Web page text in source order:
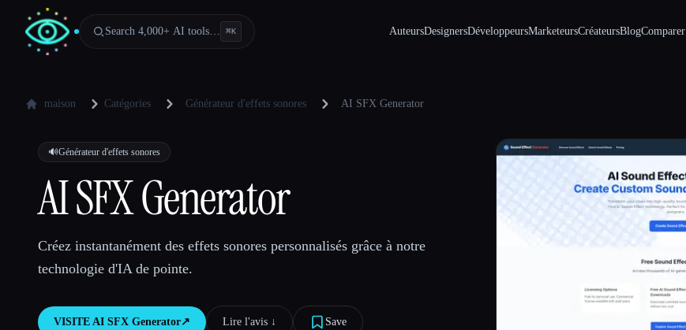
Search 4,000+ AI tools… ⌘K AuteursDesignersDéveloppeursMarketeursCréateursBlogComparer
maison Catégories Générateur d'effets sonores AI SFX Generator
🔊Générateur d'effets sonores
AI SFX Generator
Créez instantanément des effets sonores personnalisés grâce à notre
technologie d'IA de pointe.
VISITE AI SFX Generator↗︎ Lire l'avis ↓︎ Save